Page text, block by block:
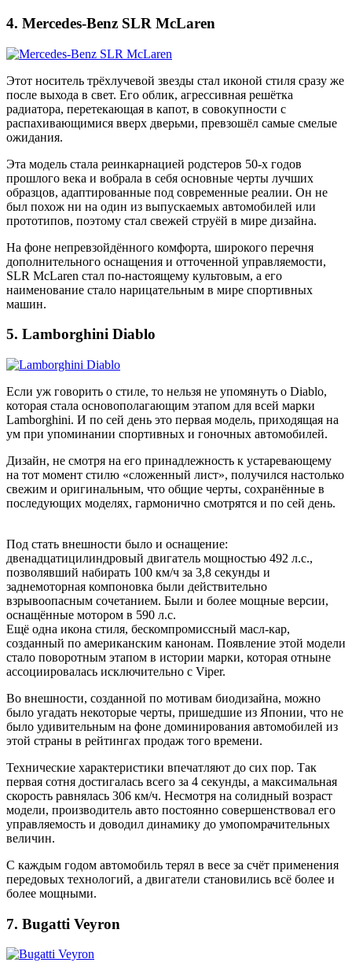
4. Mercedes-Benz SLR McLaren
Этот носитель трёхлучевой звезды стал иконой стиля сразу же
после выхода в свет. Его облик, агрессивная решётка
радиатора, перетекающая в капот, в совокупности с
распахивающимися вверх дверьми, превзошёл самые смелые
ожидания.
Эта модель стала реинкарнацией родстеров 50-х годов
прошлого века и вобрала в себя основные черты лучших
образцов, адаптированные под современные реалии. Он не
был похож ни на один из выпускаемых автомобилей или
прототипов, поэтому стал свежей струёй в мире дизайна.
На фоне непревзойдённого комфорта, широкого перечня
дополнительного оснащения и отточенной управляемости,
SLR McLaren стал по-настоящему культовым, а его
наименование стало нарицательным в мире спортивных
машин.
5. Lamborghini Diablo
Если уж говорить о стиле, то нельзя не упомянуть о Diablo,
которая стала основополагающим этапом для всей марки
Lamborghini. И по сей день это первая модель, приходящая на
ум при упоминании спортивных и гоночных автомобилей.
Дизайн, не смотря на его принадлежность к устаревающему
на тот момент стилю «сложенный лист», получился настолько
свежим и оригинальным, что общие черты, сохранённые в
последующих моделях, гармонично смотрятся и по сей день.
Под стать внешности было и оснащение:
двенадцатицилиндровый двигатель мощностью 492 л.с.,
позволявший набирать 100 км/ч за 3,8 секунды и
заднемоторная компоновка были действительно
взрывоопасным сочетанием. Были и более мощные версии,
оснащённые мотором в 590 л.с.
Ещё одна икона стиля, бескомпромиссный масл-кар,
созданный по американским канонам. Появление этой модели
стало поворотным этапом в истории марки, которая отныне
ассоциировалась исключительно с Viper.
Во внешности, созданной по мотивам биодизайна, можно
было угадать некоторые черты, пришедшие из Японии, что не
было удивительным на фоне доминирования автомобилей из
этой страны в рейтингах продаж того времени.
Технические характеристики впечатляют до сих пор. Так
первая сотня достигалась всего за 4 секунды, а максимальная
скорость равнялась 306 км/ч. Несмотря на солидный возраст
модели, производитель авто постоянно совершенствовал его
управляемость и доводил динамику до умопомрачительных
величин.
С каждым годом автомобиль терял в весе за счёт применения
передовых технологий, а двигатели становились всё более и
более мощными.
7. Bugatti Veyron